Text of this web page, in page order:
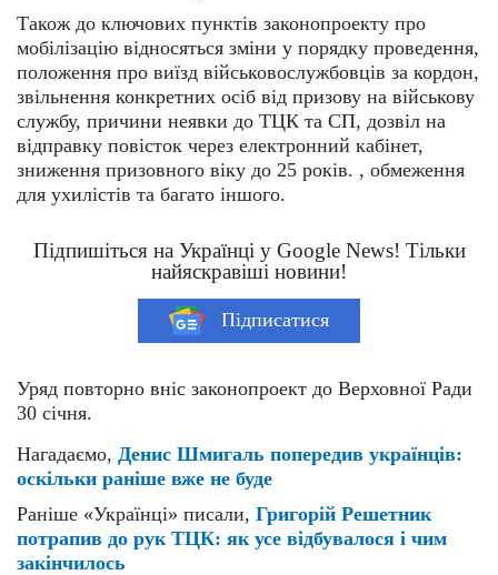
Також до ключових пунктів законопроекту про
мобілізацію відносяться зміни у порядку проведення,
положення про виїзд військовослужбовців за кордон,
звільнення конкретних осіб від призову на військову
службу, причини неявки до ТЦК та СП, дозвіл на
відправку повісток через електронний кабінет,
зниження призовного віку до 25 років. , обмеження
для ухилістів та багато іншого.
Підпишіться на Українці у Google News! Тільки
найяскравіші новини!
Підписатися
Уряд повторно вніс законопроект до Верховної Ради
30 січня.
Нагадаємо, Денис Шмигаль попередив українців:
оскільки раніше вже не буде
Раніше «Українці» писали, Григорій Решетник
потрапив до рук ТЦК: як усе відбувалося і чим
закінчилось